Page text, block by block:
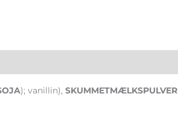
); vanillin), SKUMMETMÆLKSPULVER